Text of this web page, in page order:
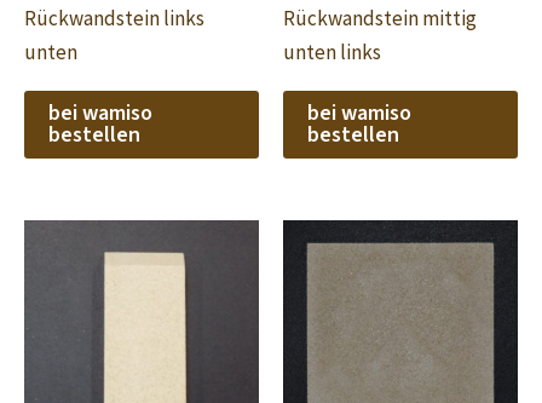
Rückwandstein links
unten
bei wamiso
bestellen
Rückwandstein mittig
unten links
bei wamiso
bestellen